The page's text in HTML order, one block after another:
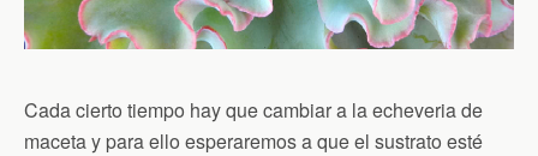
Cada cierto tiempo hay que cambiar a la echeveria de
maceta y para ello esperaremos a que el sustrato esté